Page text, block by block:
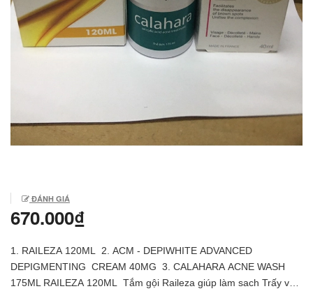
ĐÁNH GIÁ
670.000₫
1. RAILEZA 120ML 2. ACM - DEPIWHITE ADVANCED
DEPIGMENTING CREAM 40MG 3. CALAHARA ACNE WASH
175ML RAILEZA 120ML Tắm gội Raileza giúp làm sach Trấy và